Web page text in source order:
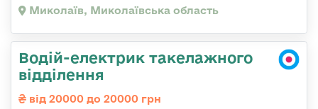
Миколаїв, Миколаївська область
Водій-електрик такелажного
відділення
від 20000 до 20000 грн